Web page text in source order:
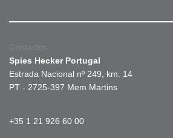
Contactos
Spies Hecker Portugal
Estrada Nacional nº 249, km. 14
PT - 2725-397 Mem Martins
+35 1 21 926 60 00